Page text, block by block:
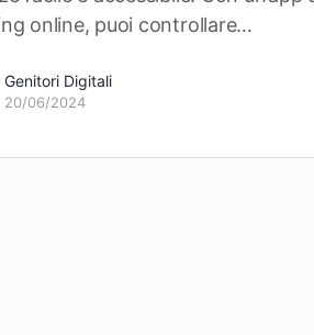
online, puoi controllare…
Genitori Digitali
20/06/2024